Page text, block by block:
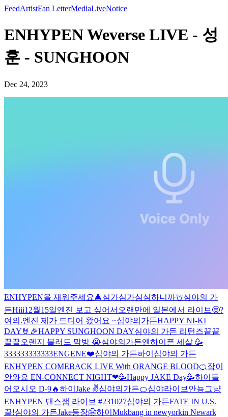
FeedArtistFan LetterMediaLiveNotice
ENHYPEN Weverse LIVE - 성
훈 - SUNGHOON
Dec 24, 2023
ENHYPEN을 재워주세요🎄심가심가심심하니까☃️심야의 가
든Hiii12월15일엔진 보고 싶어서 오랜만에 일본에서 라이브🤩?
여의.엔진 제가 드디어 왔어요 ~심야의가든HAPPY NI-KI
DAY🤘🎉HAPPY SUNGHOON DAY심야의 가든 리턴즈끝끝
끝끝오렌지 블러드 막방 😭심야의가든엔하이픈 세살 🥳
333333333333ENGENE❤️심야의 가든하이 심야의 가든
ENHYPEN COMEBACK LIVE With ORANGE BLOOD🍊잠이
안와요 EN-CONNECT NIGHT❤🥳Happy JAKE Day🥳하이 들
어오시오 D-9🔥하이 Jake ✌️심야의가든🍊심야라이브 안뇽그냥
ENHYPEN 댄스잼 라이브 #231027심야의 가든FATE IN U.S.
끝!심야의 가든Jake등장🤗하이 Mukbang in newyorkin Newark